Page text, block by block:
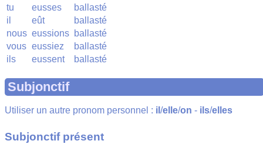
tu
eusses
ballasté
il
eût
ballasté
nous eussions ballasté
vous eussiez
ballasté
ils
eussent ballasté
Subjonctif
Utiliser un autre pronom personnel : il /elle/on - ils/elles
Subjonctif présent